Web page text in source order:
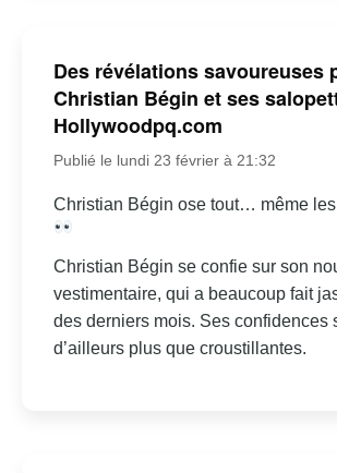
Des révélations savoureuses
Christian Bégin et ses
Hollywoodpq.com
Publié le lundi 23 février à 21:32
Christian Bégin ose tout… même
Christian Bégin se confie sur son
vestimentaire, qui a beaucoup fait
des derniers mois. Ses confidences
d’ailleurs plus que croustillantes.